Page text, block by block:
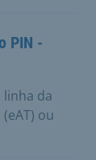
PIN -
linha da
ou